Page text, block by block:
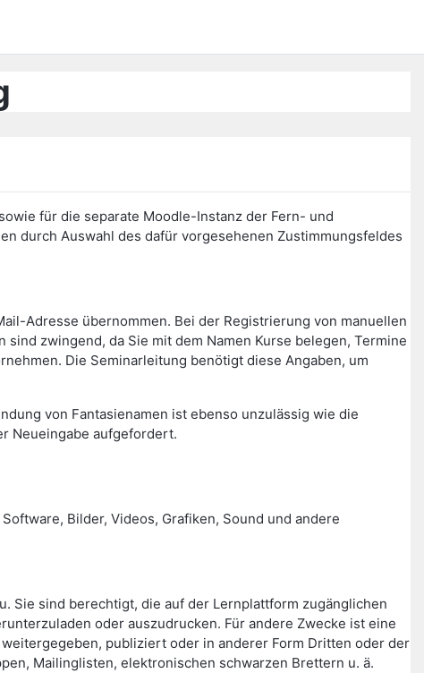
für die separate Moodle-Instanz der Fern- und
durch Auswahl des dafür vorgesehenen Zustimmungsfeldes
Adresse übernommen. Bei der Registrierung von manuellen
zwingend, da Sie mit dem Namen Kurse belegen, Termine
Die Seminarleitung benötigt diese Angaben, um
von Fantasienamen ist ebenso unzulässig wie die
Neueingabe aufgefordert.
Bilder, Videos, Grafiken, Sound und andere
Sie sind berechtigt, die auf der Lernplattform zugänglichen
oder auszudrucken. Für andere Zwecke ist eine
publiziert oder in anderer Form Dritten oder der
Mailinglisten, elektronischen schwarzen Brettern u. ä.